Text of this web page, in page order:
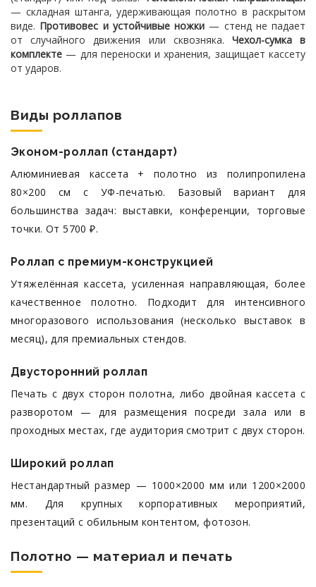
— складная штанга, удерживающая полотно в раскрытом
виде. Противовес и устойчивые ножки — стенд не падает
от случайного движения или сквозняка.
Чехол-сумка в
комплекте — для переноски и хранения, защищает кассету
от ударов.
Виды роллапов
Эконом-роллап (стандарт)
Алюминиевая кассета + полотно из полипропилена
80×200 см с УФ-печатью. Базовый вариант для
большинства задач: выставки, конференции, торговые
точки. От 5700 ₽.
Роллап с премиум-конструкцией
Утяжелённая кассета, усиленная направляющая, более
качественное полотно. Подходит для интенсивного
многоразового использования (несколько выставок в
месяц), для премиальных стендов.
Двусторонний роллап
Печать с двух сторон полотна, либо двойная кассета с
разворотом — для размещения посреди зала или в
проходных местах, где аудитория смотрит с двух сторон.
Широкий роллап
Нестандартный размер — 1000×2000 мм или 1200×2000
мм. Для крупных корпоративных мероприятий,
презентаций с обильным контентом, фотозон.
Полотно — материал и печать